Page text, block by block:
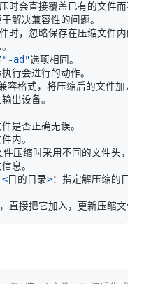
"-ad"
<目的目录>